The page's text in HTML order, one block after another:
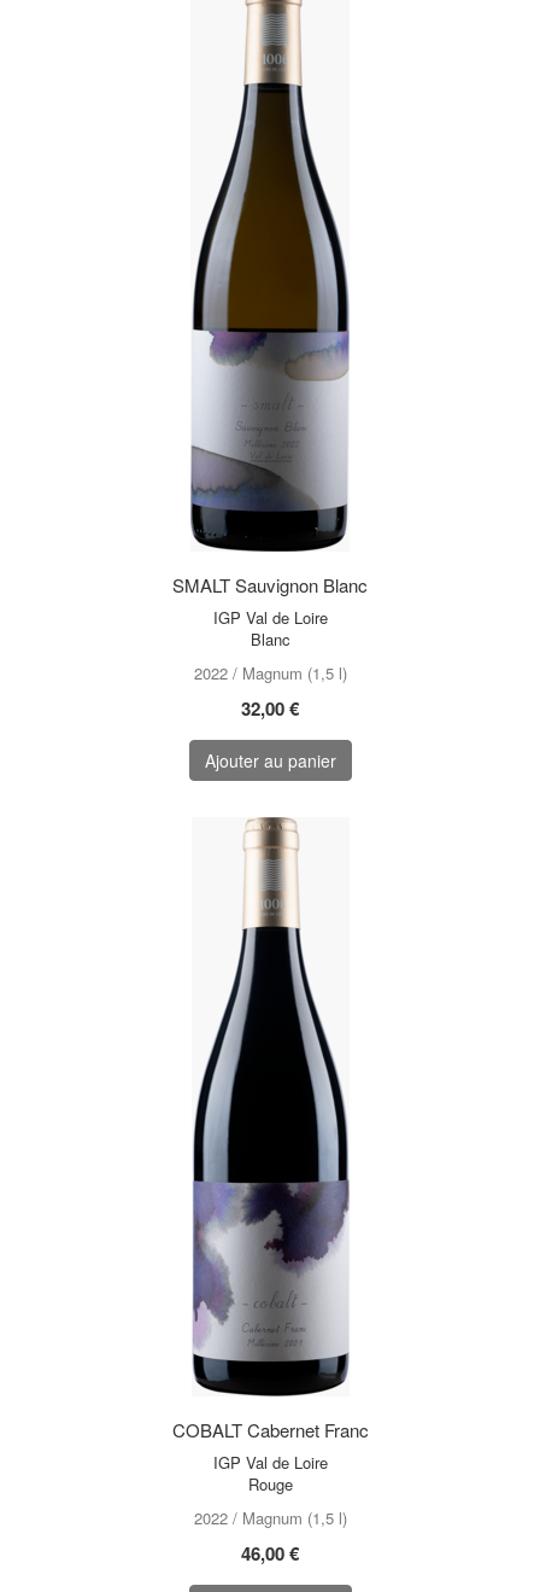
SMALT Sauvignon Blanc
IGP Val de Loire
Blanc
2022 / Magnum (1,5 l)
32,00 €
Ajouter au panier
COBALT Cabernet Franc
IGP Val de Loire
Rouge
2022 / Magnum (1,5 l)
46,00 €